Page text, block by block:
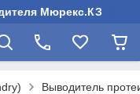
Мюрекс.КЗ
Выводитель